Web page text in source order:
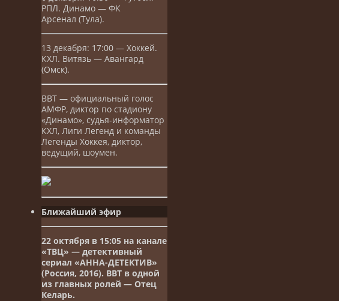
РПЛ. Динамо — ФК
Арсенал (Тула).
13 декабря: 17:00 — Хоккей.
КХЛ. Витязь — Авангард
(Омск).
ВВТ — официальный голос
АМФР, диктор по стадиону
«Динамо», судья-информатор
КХЛ, Лиги Легенд и команды
Легенды Хоккея, диктор,
ведущий, шоумен.
Ближайший эфир
22 октября в 15:05 на канале
«ТВЦ» — детективный
сериал «АННА-ДЕТЕКТИВ»
(Россия, 2016). ВВТ в одной
из главных ролей — Отец
Келарь.